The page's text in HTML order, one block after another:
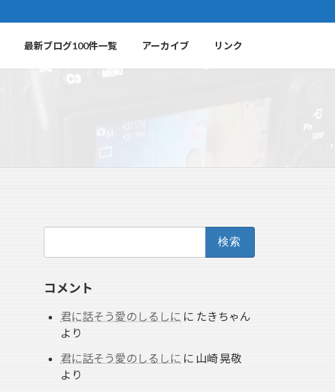
最新ブログ100件一覧 アーカイブ リンク
検
索:
コメント
君に話そう愛のしるしににたきちゃん
より
君に話そう愛のしるしにに山崎 晃敬
より